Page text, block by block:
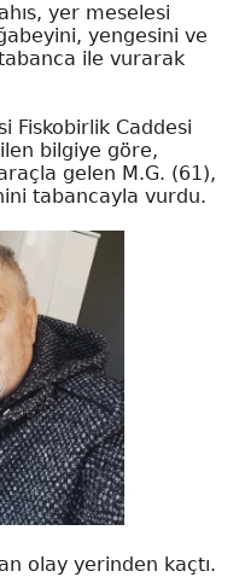
yer meselesi
yengesini ve
ile vurarak
Fiskobirlik Caddesi
bilgiye göre,
gelen M.G. (61),
tabancayla vurdu.
olay yerinden kaçtı.